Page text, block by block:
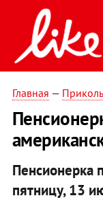
Главная —
Пенсионерка
пятницу, 13